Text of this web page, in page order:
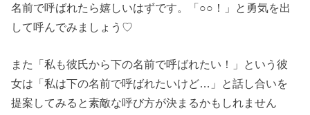
名前で呼ばれたら嬉しいはずです。「○○！」と勇気を出
して呼んでみましょう♡
また「私も彼氏から下の名前で呼ばれたい！」という彼
女は「私は下の名前で呼ばれたいけど…」と話し合いを
提案してみると素敵な呼び方が決まるかもしれません